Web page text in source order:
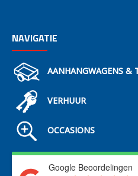
NAVIGATIE
AANHANGWAGENS &
VERHUUR
OCCASIONS
Google Beoordelingen